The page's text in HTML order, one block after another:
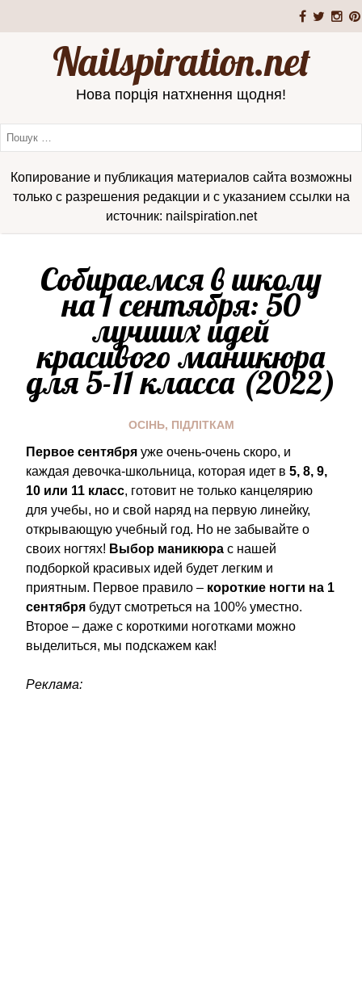
Nailspiration.net
Нова порція натхнення щодня!
Копирование и публикация материалов сайта возможны
только с разрешения редакции и с указанием ссылки на
источник: nailspiration.net
Собираемся в школу
на 1 сентября: 50
лучших идей
красивого маникюра
для 5-11 класса (2022)
ОСІНЬ, ПІДЛІТКАМ
Первое сентября уже очень-очень скоро, и
каждая девочка-школьница, которая идет в 5, 8, 9,
10 или 11 класс, готовит не только канцелярию
для учебы, но и свой наряд на первую линейку,
открывающую учебный год. Но не забывайте о
своих ногтях! Выбор маникюра с нашей
подборкой красивых идей будет легким и
приятным. Первое правило – короткие ногти на 1
сентября будут смотреться на 100% уместно.
Второе – даже с короткими ноготками можно
выделиться, мы подскажем как!
Реклама: